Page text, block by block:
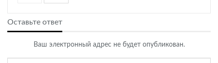
Оставьте ответ
Ваш электронный адрес не будет опубликован.